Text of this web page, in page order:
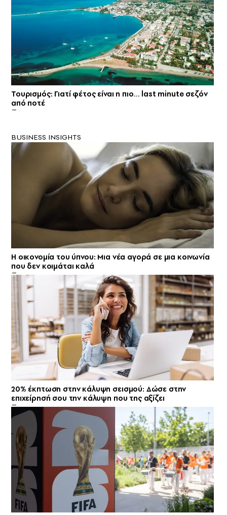
Τουρισμός: Γιατί φέτος είναι η πιο… last minute σεζόν
από ποτέ
BUSINESS INSIGHTS
Η οικονομία του ύπνου: Μια νέα αγορά σε μια κοινωνία
που δεν κοιμάται καλά
20% έκπτωση στην κάλυψη σεισμού: Δώσε στην
επιχείρησή σου την κάλυψη που της αξίζει